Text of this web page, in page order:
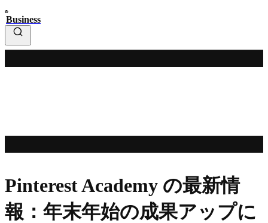
Business
Pinterest Academy の最新情
報：年末年始の成果アップに